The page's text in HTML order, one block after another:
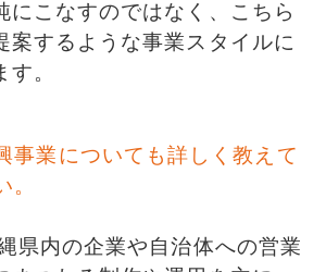
にこなすのではなく、こちら
案するような事業スタイルに
。
事業についても詳しく教えて
。
県内の企業や自治体への営業